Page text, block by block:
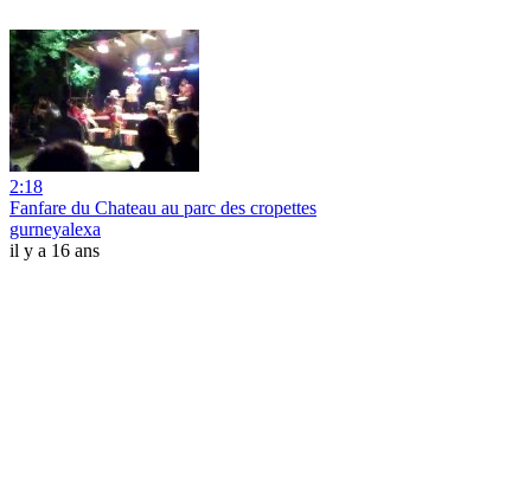
2:18
Fanfare du Chateau au parc des cropettes
gurneyalexa
il y a 16 ans